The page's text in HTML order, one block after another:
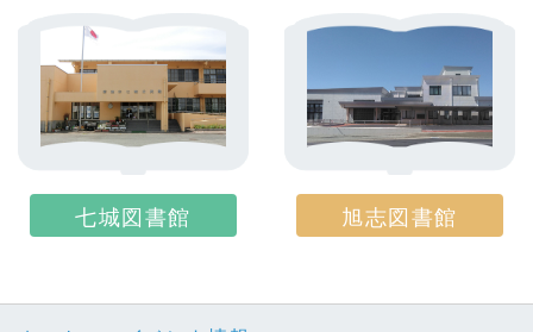
七城図書館 旭志図書館